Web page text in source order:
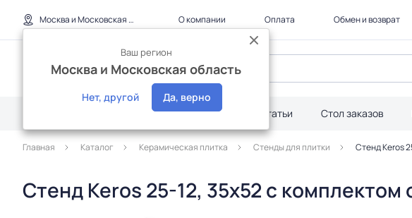
Москва и Московская область
Ваш регион
Москва и Московская область
Нет, другой Да, верно
О компании Оплата Обмен и возврат
Дилерам Акции Статьи Стол заказов
Главная Каталог Керамическая плитка Стенды для плитки Стенд Keros
Стенд Keros 25-12, 35x52 с комплектом